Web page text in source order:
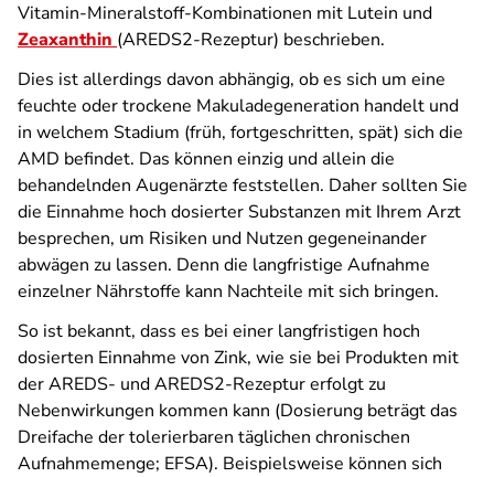
Vitamin-Mineralstoff-Kombinationen mit Lutein und
Zeaxanthin (AREDS2-Rezeptur) beschrieben.
Dies ist allerdings davon abhängig, ob es sich um eine
feuchte oder trockene Makuladegeneration handelt und
in welchem Stadium (früh, fortgeschritten, spät) sich die
AMD befindet. Das können einzig und allein die
behandelnden Augenärzte feststellen. Daher sollten Sie
die Einnahme hoch dosierter Substanzen mit Ihrem Arzt
besprechen, um Risiken und Nutzen gegeneinander
abwägen zu lassen. Denn die langfristige Aufnahme
einzelner Nährstoffe kann Nachteile mit sich bringen.
So ist bekannt, dass es bei einer langfristigen hoch
dosierten Einnahme von Zink, wie sie bei Produkten mit
der AREDS- und AREDS2-Rezeptur erfolgt zu
Nebenwirkungen kommen kann (Dosierung beträgt das
Dreifache der tolerierbaren täglichen chronischen
Aufnahmemenge; EFSA). Beispielsweise können sich